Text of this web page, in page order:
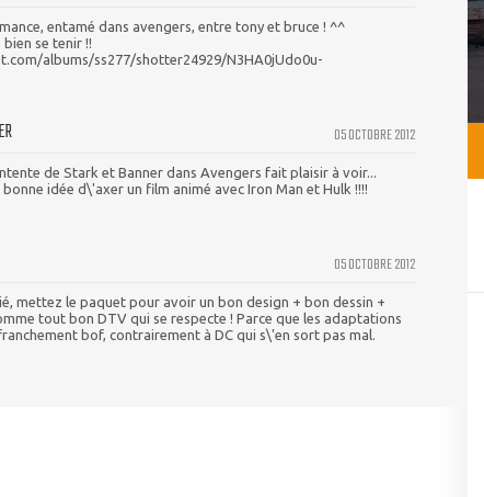
entamé dans avengers, entre tony et bruce ! ^^
se tenir !!
albums/ss277/shotter24929/N3HA0jUdo0u-
05 OCTOBRE 2012
de Stark et Banner dans Avengers fait plaisir à voir...
idée d\'axer un film animé avec Iron Man et Hulk !!!!
05 OCTOBRE 2012
mettez le paquet pour avoir un bon design + bon dessin +
tout bon DTV qui se respecte ! Parce que les adaptations
bof, contrairement à DC qui s\'en sort pas mal.